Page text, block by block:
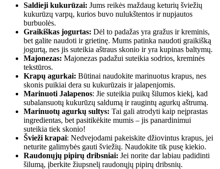
Saldieji kukurūzai: Jums reikės maždaug keturių šviežių
kukurūzų varpų, kurios buvo nulukštentos ir nupjautos
burbuolės.
Graikiškas jogurtas: Dėl to padažas yra gražus ir kreminis,
bet galite naudoti ir grietinę. Mums patinka naudoti graikišką
jogurtą, nes jis suteikia aštraus skonio ir yra kupinas baltymų.
Majonezas: Majonezas padažui suteikia sodrios, kreminės
tekstūros.
Krapų agurkai: Būtinai naudokite marinuotus krapus, nes
skonis puikiai dera su kukurūzais ir jalapenjomis.
Marinuoti Jalapenos: Jie suteikia puikų šilumos kiekį, kad
subalansuotų kukurūzų saldumą ir raugintų agurkų aštrumą.
Marinuotų agurkų sultys: Tai gali atrodyti kaip neįprastas
ingredientas, bet pasitikėkite mumis – jis panardinimui
suteikia tiek skonio!
Švieži krapai: Nedvejodami pakeiskite džiovintus krapus, jei
neturite galimybės gauti šviežių. Naudokite tik pusę kiekio.
Raudonųjų pipirų dribsniai: Jei norite dar labiau padidinti
šilumą, įberkite žiupsnelį raudonųjų pipirų dribsnių.